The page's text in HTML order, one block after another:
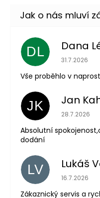
DL Dana
Hodnocení
31.7.2026
Vše proběhlo v
JK Jan
Hodnocení
28.7.2026
Absolutní
dodání
LV Lukáš
Hodnocení
16.7.2026
Zákaznický servis a